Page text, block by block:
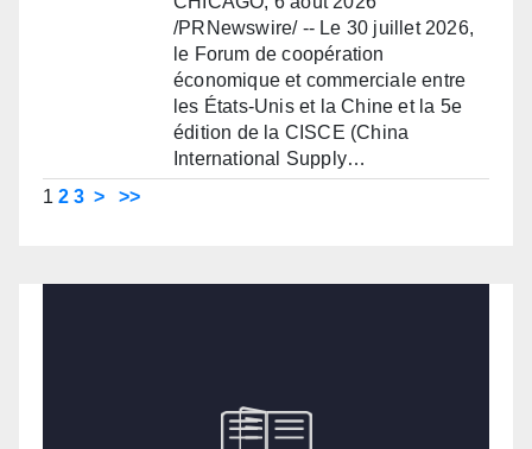
/PRNewswire/ -- Le 30 juillet 2026,
le Forum de coopération
économique et commerciale entre
les États-Unis et la Chine et la 5e
édition de la CISCE (China
International Supply…
1 2 3 > >>